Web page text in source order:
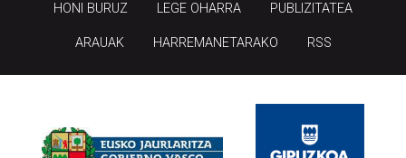
HONI BURUZ LEGE OHARRA PUBLIZITATEA
ARAUAK HARREMANETARAKO RSS